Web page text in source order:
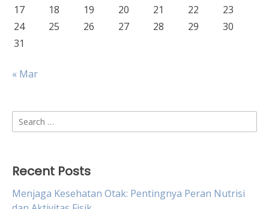
17
18 19 20 21 22
23
24
25 26 27 28 29
30
31
« Mar
Search
for:
Recent Posts
Menjaga Kesehatan Otak: Pentingnya Peran Nutrisi